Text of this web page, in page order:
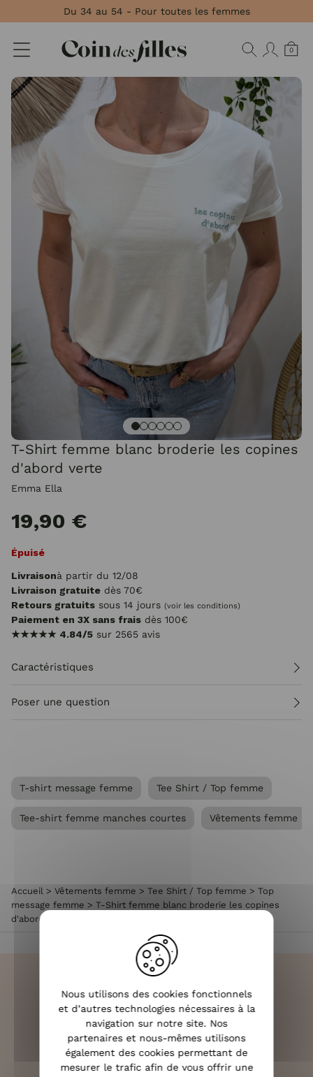
Du 34 au 54 - Pour toutes les femmes
0
T-Shirt femme blanc broderie les copines
d'abord verte
Emma Ella
19,90 €
Épuisé
Livraisonà partir du 12/08
Livraison gratuite dès 70€
Retours gratuits sous 14 jours (voir les conditions)
Paiement en 3X sans frais dès 100€
★★★★★ 4.84/5 sur 2565 avis
Caractéristiques
Poser une question
T-shirt message femme Tee Shirt / Top femme
Tee-shirt femme manches courtes Vêtements femme
Accueil > Vêtements femme > Tee Shirt / Top femme > Top
message femme > T-Shirt femme blanc broderie les copines
d'abord verte
LIVRAISON RAPIDE
OFFERTE DÈS 70€
Panneau de gestion des cookies
Nous utilisons des cookies fonctionnels
et d’autres technologies nécessaires à la
navigation sur notre site. Nos
partenaires et nous-mêmes utilisons
également des cookies permettant de
mesurer le trafic afin de vous offrir une